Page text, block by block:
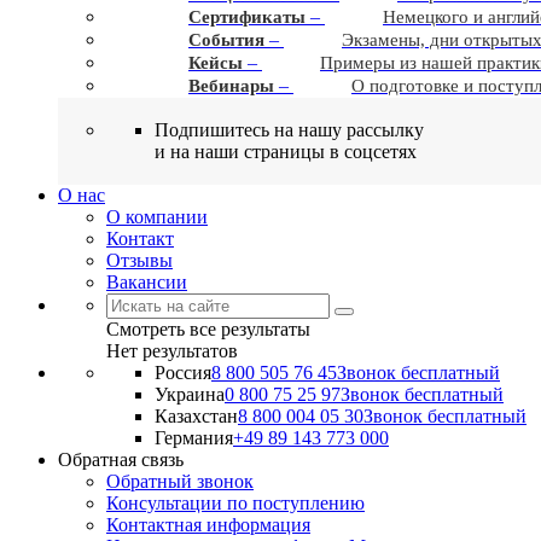
Сертификаты –
Немецкого и
События –
Экзамены, дни
Кейсы –
Примеры из нашей
Вебинары – О подготовке и
Подпишитесь на нашу рассылку
и на наши страницы в соцсетях
О нас
О компании
Контакт
Отзывы
Вакансии
Смотреть все результаты
Нет результатов
Россия8 800 505 76 45Звонок бесплатный
Украина0 800 75 25 97Звонок бесплатный
Казахстан8 800 004 05 30Звонок бесплатный
Германия+49 89 143 773 000
Обратная связь
Обратный звонок
Консультации по поступлению
Контактная информация